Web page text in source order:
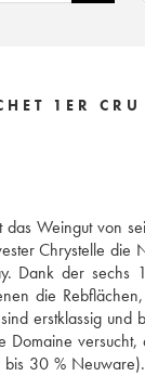
1ER
Weingut von
Chrystelle die
Dank der sechs
die
erstklassig
30 %